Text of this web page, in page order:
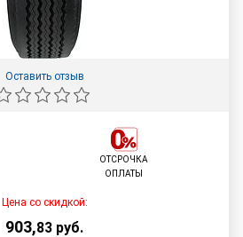
Оставить отзыв
ОТСРОЧКА
ОПЛАТЫ
Цена со скидкой:
903,83 руб.